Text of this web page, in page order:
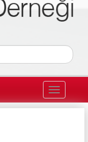
Toggle
navigation